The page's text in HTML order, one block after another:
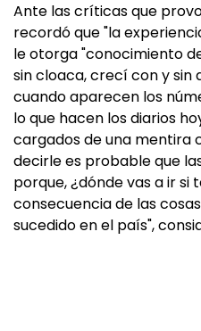
Ante las críticas que
recordó que "la
le otorga "conocimiento
sin cloaca, crecí con y sin
cuando aparecen los
lo que hacen los diarios
cargados de una mentira
decirle es probable que
porque, ¿dónde vas a ir si
consecuencia de las
sucedido en el país",